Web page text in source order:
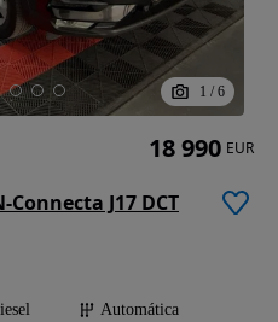
1 / 6
J17 DCT
Automática
18 990 EUR